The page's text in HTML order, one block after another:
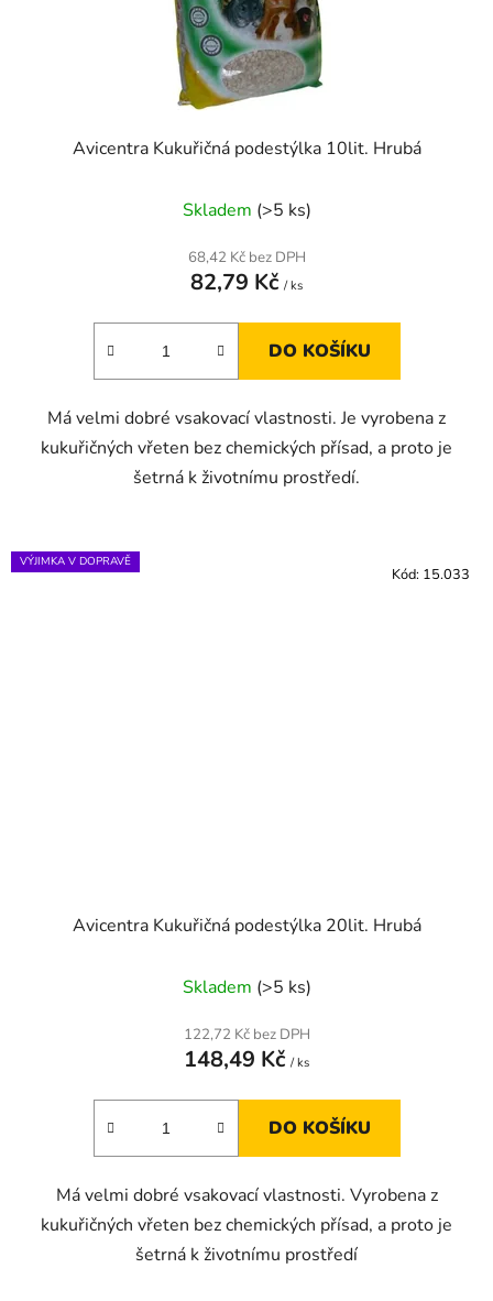
Avicentra Kukuřičná podestýlka 10lit. Hrubá
Skladem (>5 ks)
68,42 Kč bez DPH
82,79 Kč / ks
DO KOŠÍKU
Má velmi dobré vsakovací vlastnosti. Je vyrobena z
kukuřičných vřeten bez chemických přísad, a proto je
šetrná k životnímu prostředí.
VÝJIMKA V DOPRAVĚ
Avicentra Kukuřičná podestýlka 20lit. Hrubá
Skladem (>5 ks)
122,72 Kč bez DPH
148,49 Kč / ks
DO KOŠÍKU
Má velmi dobré vsakovací vlastnosti. Vyrobena z
kukuřičných vřeten bez chemických přísad, a proto je
šetrná k životnímu prostředí
Kód: 15.033